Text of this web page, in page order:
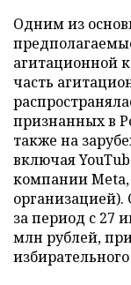
Одним из
агитационной
часть
признанных в
также на
включая
компании
организацией).
за период с 27
млн рублей,